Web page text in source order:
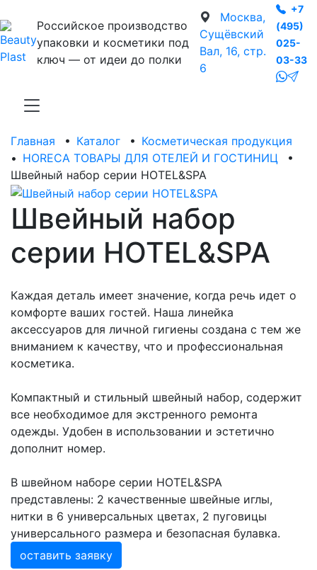
Российское производство
упаковки и косметики под
ключ — от идеи до полки
Москва,
Сущёвский
Вал, 16, стр.
6
+7
(495)
025-
03-33
Главная • Каталог • Косметическая продукция
• HORECA ТОВАРЫ ДЛЯ ОТЕЛЕЙ И ГОСТИНИЦ •
Швейный набор серии HOTEL&SPA
Швейный набор
серии HOTEL&SPA
Каждая деталь имеет значение, когда речь идет о
комфорте ваших гостей. Наша линейка
аксессуаров для личной гигиены создана с тем же
вниманием к качеству, что и профессиональная
косметика.
Компактный и стильный швейный набор, содержит
все необходимое для экстренного ремонта
одежды. Удобен в использовании и эстетично
дополнит номер.
В швейном наборе серии HOTEL&SPA
представлены: 2 качественные швейные иглы,
нитки в 6 универсальных цветах, 2 пуговицы
универсального размера и безопасная булавка.
оставить заявку